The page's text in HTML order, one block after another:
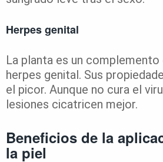
Herpes genital
La planta es un complemento
herpes genital. Sus
el picor. Aunque no cura el
lesiones cicatricen mejor.
Beneficios de la
la piel